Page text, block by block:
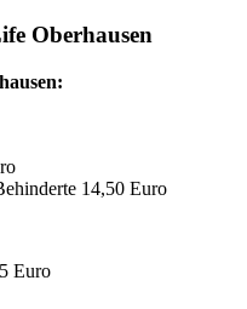
Oberhausen
14,50 Euro
Euro